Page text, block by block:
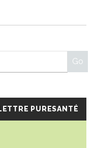
PURESANTÉ